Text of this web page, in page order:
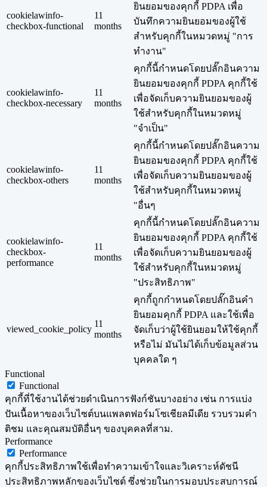
cookielawinfo-
checkbox-functional
11
months
ยินยอมของคุกกี้ PDPA เพื่อ
บันทึกความยินยอมของผู้ใช้
สำหรับคุกกี้ในหมวดหมู่ "การ
ทำงาน"
cookielawinfo-
checkbox-necessary
11
months
คุกกี้นี้กำหนดโดยปลั๊กอินความ
ยินยอมของคุกกี้ PDPA คุกกี้ใช้
เพื่อจัดเก็บความยินยอมของผู้
ใช้สำหรับคุกกี้ในหมวดหมู่
"จำเป็น"
cookielawinfo-
checkbox-others
11
months
คุกกี้นี้กำหนดโดยปลั๊กอินความ
ยินยอมของคุกกี้ PDPA คุกกี้ใช้
เพื่อจัดเก็บความยินยอมของผู้
ใช้สำหรับคุกกี้ในหมวดหมู่
"อื่นๆ
cookielawinfo-
checkbox-
performance
11
months
คุกกี้นี้กำหนดโดยปลั๊กอินความ
ยินยอมของคุกกี้ PDPA คุกกี้ใช้
เพื่อจัดเก็บความยินยอมของผู้
ใช้สำหรับคุกกี้ในหมวดหมู่
"ประสิทธิภาพ"
viewed_cookie_policy
11
months
คุกกี้ถูกกำหนดโดยปลั๊กอินคำ
ยินยอมคุกกี้ PDPA และใช้เพื่อ
จัดเก็บว่าผู้ใช้ยินยอมให้ใช้คุกกี้
หรือไม่ มันไม่ได้เก็บข้อมูลส่วน
บุคคลใด ๆ
Functional
Functional
คุกกี้ที่ใช้งานได้ช่วยดำเนินการฟังก์ชันบางอย่าง เช่น การแบ่ง
ปันเนื้อหาของเว็บไซต์บนแพลตฟอร์มโซเชียลมีเดีย รวบรวมคำ
ติชม และคุณสมบัติอื่นๆ ของบุคคลที่สาม.
Performance
Performance
คุกกี้ประสิทธิภาพใช้เพื่อทำความเข้าใจและวิเคราะห์ดัชนี
ประสิทธิภาพหลักของเว็บไซต์ ซึ่งช่วยในการมอบประสบการณ์